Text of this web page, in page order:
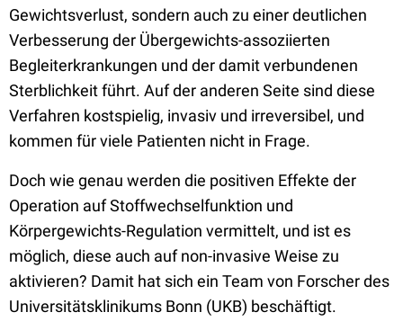
Gewichtsverlust, sondern auch zu einer deutlichen
Verbesserung der Übergewichts-assoziierten
Begleiterkrankungen und der damit verbundenen
Sterblichkeit führt. Auf der anderen Seite sind diese
Verfahren kostspielig, invasiv und irreversibel, und
kommen für viele Patienten nicht in Frage.
Doch wie genau werden die positiven Effekte der
Operation auf Stoffwechselfunktion und
Körpergewichts-Regulation vermittelt, und ist es
möglich, diese auch auf non-invasive Weise zu
aktivieren? Damit hat sich ein Team von Forscher des
Universitätsklinikums Bonn (UKB) beschäftigt.